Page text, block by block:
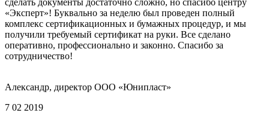
«Эксперт»! Буквально за неделю был проведен полный
комплекс сертификационных и бумажных процедур, и мы
получили требуемый сертификат на руки. Все сделано
оперативно, профессионально и законно. Спасибо за
сотрудничество!
Александр, директор ООО «Юнипласт»
7 02 2019